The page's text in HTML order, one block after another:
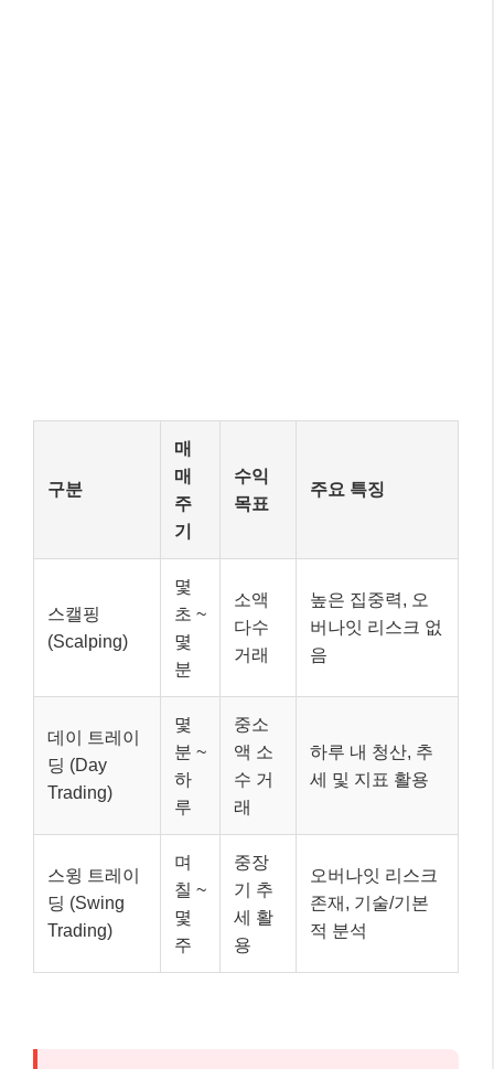
구분
매
매
주
기
수익
목표
주요 특징
스캘핑
(Scalping)
몇
초 ~
몇
분
소액
다수
거래
높은 집중력, 오
버나잇 리스크 없
음
데이 트레이
딩 (Day
Trading)
몇
분 ~
하
루
중소
액 소
수 거
래
하루 내 청산, 추
세 및 지표 활용
스윙 트레이
딩 (Swing
Trading)
며
칠 ~
몇
주
중장
기 추
세 활
용
오버나잇 리스크
존재, 기술/기본
적 분석